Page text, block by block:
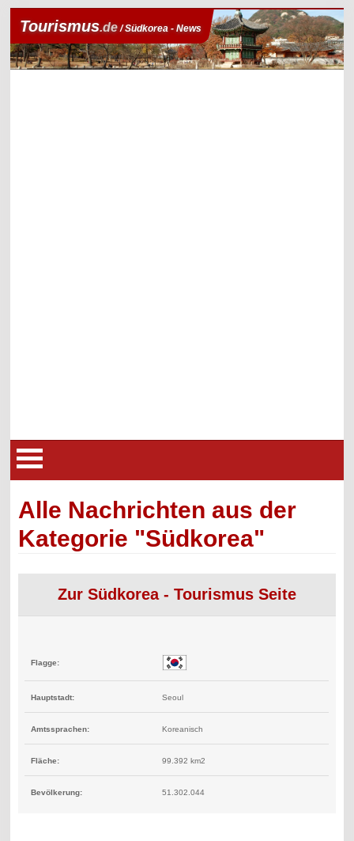
Tourismus.de/ Südkorea - News
Alle Nachrichten aus der
Kategorie "Südkorea"
Zur Südkorea - Tourismus Seite
Flagge:
Hauptstadt: Seoul
Amtssprachen: Koreanisch
Fläche: 99.392 km2
Bevölkerung: 51.302.044